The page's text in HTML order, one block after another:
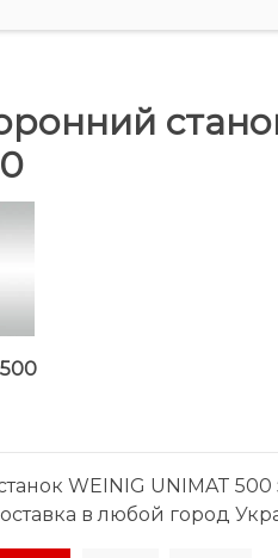
WEINIG UNIMAT 500
в любой город